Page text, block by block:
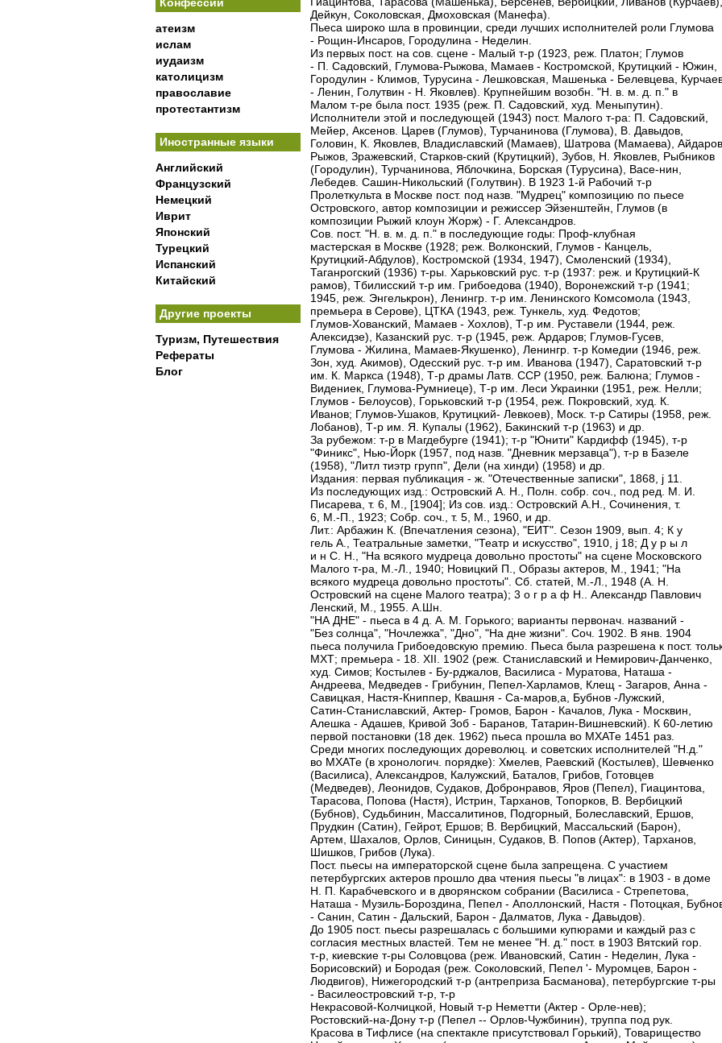
атеизм
ислам
иудаизм
католицизм
православие
протестантизм
Иностранные языки
Английский
Французский
Немецкий
Иврит
Японский
Турецкий
Испанский
Китайский
Другие проекты
Туризм, Путешествия
Рефераты
Блог
Дейкун, Соколовская, Дмоховская (Манефа).
Пьеса широко шла в провинции, среди лучших исполнителей роли Глумова
- Рощин-Инсаров, Городулина - Неделин.
Из первых пост. на сов. сцене - Малый т-р (1923, реж. Платон; Глумов
- П. Садовский, Глумова-Рыжова, Мамаев - Костромской, Крутицкий - Южин,
Городулин - Климов, Турусина - Лешковская, Машенька - Белевцева,
- Ленин, Голутвин - Н. Яковлев). Крупнейшим возобн. "Н. в. м. д. п." в
Малом т-ре была пост. 1935 (реж. П. Садовский, худ. Меныпутин).
Исполнители этой и последующей (1943) пост. Малого т-ра: П. Садовский,
Мейер, Аксенов. Царев (Глумов), Турчанинова (Глумова), В. Давыдов,
Головин, К. Яковлев, Владиславский (Мамаев), Шатрова (Мамаева),
Рыжов, Зражевский, Старков-ский (Крутицкий), Зубов, Н. Яковлев, Рыбников
(Городулин), Турчанинова, Яблочкина, Борская (Турусина), Васе-нин,
Лебедев. Сашин-Никольский (Голутвин). В 1923 1-й Рабочий т-р
Пролеткульта в Москве пост. под назв. "Мудрец" композицию по пьесе
Островского, автор композиции и режиссер Эйзенштейн, Глумов (в
композиции Рыжий клоун Жорж) - Г. Александров.
Сов. пост. "Н. в. м. д. п." в последующие годы: Проф-клубная
мастерская в Москве (1928; реж. Волконский, Глумов - Канцель,
Крутицкий-Абдулов), Костромской (1934, 1947), Смоленский (1934),
Таганрогский (1936) т-ры. Харьковский рус. т-р (1937: реж. и Крутицкий-К
рамов), Тбилисский т-р им. Грибоедова (1940), Воронежский т-р (1941;
1945, реж. Энгелькрон), Ленингр. т-р им. Ленинского Комсомола (1943,
премьера в Серове), ЦТКА (1943, реж. Тункель, худ. Федотов;
Глумов-Хованский, Мамаев - Хохлов), Т-р им. Руставели (1944, реж.
Алексидзе), Казанский рус. т-р (1945, реж. Ардаров; Глумов-Гусев,
Глумова - Жилина, Мамаев-Якушенко), Ленингр. т-р Комедии (1946, реж.
Зон, худ. Акимов), Одесский рус. т-р им. Иванова (1947), Саратовский т-р
им. К. Маркса (1948), Т-р драмы Латв. ССР (1950, реж. Балюна; Глумов -
Видениек, Глумова-Румниеце), Т-р им. Леси Украинки (1951, реж. Нелли;
Глумов - Белоусов), Горьковский т-р (1954, реж. Покровский, худ. К.
Иванов; Глумов-Ушаков, Крутицкий- Левкоев), Моск. т-р Сатиры (1958, реж.
Лобанов), Т-р им. Я. Купалы (1962), Бакинский т-р (1963) и др.
За рубежом: т-р в Магдебурге (1941); т-р "Юнити" Кардифф (1945), т-р
"Финикс", Нью-Йорк (1957, под назв. "Дневник мерзавца"), т-р в Базеле
(1958), "Литл тиэтр групп", Дели (на хинди) (1958) и др.
Издания: первая публикация - ж. "Отечественные записки", 1868, ј 11.
Из последующих изд.: Островский А. Н., Полн. собр. соч., под ред. М. И.
Писарева, т. 6, М., [1904]; Из сов. изд.: Островский А.Н., Сочинения, т.
6, М.-П., 1923; Собр. соч., т. 5, М., 1960, и др.
Лит.: Арбажин К. (Впечатления сезона), "ЕИТ". Сезон 1909, вып. 4; К у
гель А., Театральные заметки, "Театр и искусство", 1910, ј 18; Д у р ы л
и н С. Н., "На всякого мудреца довольно простоты" на сцене Московского
Малого т-ра, М.-Л., 1940; Новицкий П., Образы актеров, М., 1941; "На
всякого мудреца довольно простоты". Сб. статей, М.-Л., 1948 (А. Н.
Островский на сцене Малого театра); 3 о г р а ф Н.. Александр Павлович
Ленский, М., 1955. А.Шн.
"НА ДНЕ" - пьеса в 4 д. А. М. Горького; варианты первонач. названий -
"Без солнца", "Ночлежка", "Дно", "На дне жизни". Соч. 1902. В янв. 1904
пьеса получила Грибоедовскую премию. Пьеса была разрешена к пост.
МХТ; премьера - 18. XII. 1902 (реж. Станиславский и Немирович-Данченко,
худ. Симов; Костылев - Бу-рджалов, Василиса - Муратова, Наташа -
Андреева, Медведев - Грибунин, Пепел-Харламов, Клещ - Загаров, Анна -
Савицкая, Настя-Книппер, Квашня - Са-маров,а, Бубнов -Лужский,
Сатин-Станиславский, Актер- Громов, Барон - Качалов, Лука - Москвин,
Алешка - Адашев, Кривой Зоб - Баранов, Татарин-Вишневский). К 60-летию
первой постановки (18 дек. 1962) пьеса прошла во МХАТе 1451 раз.
Среди многих последующих дореволюц. и советских исполнителей "Н.д."
во МХАТе (в хронологич. порядке): Хмелев, Раевский (Костылев), Шевченко
(Василиса), Александров, Калужский, Баталов, Грибов, Готовцев
(Медведев), Леонидов, Судаков, Добронравов, Яров (Пепел), Гиацинтова,
Тарасова, Попова (Настя), Истрин, Тарханов, Топорков, В. Вербицкий
(Бубнов), Судьбинин, Массалитинов, Подгорный, Болеславский, Ершов,
Прудкин (Сатин), Гейрот, Ершов; В. Вербицкий, Массальский (Барон),
Артем, Шахалов, Орлов, Синицын, Судаков, В. Попов (Актер), Тарханов,
Шишков, Грибов (Лука).
Пост. пьесы на императорской сцене была запрещена. С участием
петербургских актеров прошло два чтения пьесы "в лицах": в 1903 - в доме
Н. П. Карабчевского и в дворянском собрании (Василиса - Стрепетова,
Наташа - Музиль-Бороздина, Пепел - Аполлонский, Настя - Потоцкая,
- Санин, Сатин - Дальский, Барон - Далматов, Лука - Давыдов).
До 1905 пост. пьесы разрешалась с большими купюрами и каждый раз с
согласия местных властей. Тем не менее "Н. д." пост. в 1903 Вятский гор.
т-р, киевские т-ры Соловцова (реж. Ивановский, Сатин - Неделин, Лука -
Борисовский) и Бородая (реж. Соколовский, Пепел '- Муромцев, Барон -
Людвигов), Нижегородский т-р (антреприза Басманова), петербургские т-ры
- Василеостровский т-р, т-р
Некрасовой-Колчицкой, Новый т-р Неметти (Актер - Орле-нев);
Ростовский-на-Дону т-р (Пепел -- Орлов-Чужбинин), труппа под рук.
Красова в Тифлисе (на спектакле присутствовал Горький), Товарищество